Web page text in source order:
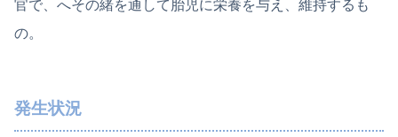
官で、へその緒を通して胎児に栄養を与え、維持するも
の。
発生状況